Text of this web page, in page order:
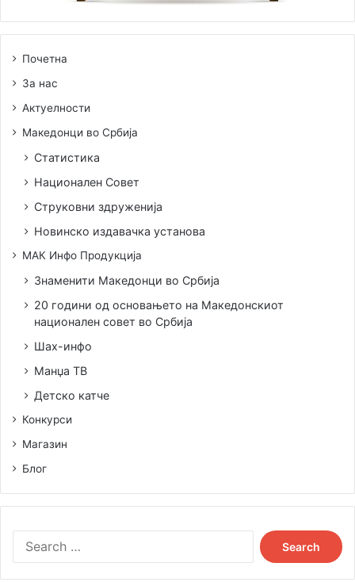
-Илинден е најголем празник на Македонците и
значаен датум на македонското малцинство во Србија и
права е овој празник заеднички со своите сограѓани да
активности што ги преземаат и да им помогнеме, оти
богатството на едно општество и на Србија е во
Почетна
За нас
Актуелности
Македонци во Србија
Статистика
Национален Совет
Струковни здруженија
Новинско издавачка установа
МАК Инфо Продукција
Знаменити Македонци во Србија
20 години од основањето на Македонскиот
национален совет во Србија
Шах-инфо
Манџа ТВ
Детско катче
Конкурси
Магазин
Блог
Search
for: